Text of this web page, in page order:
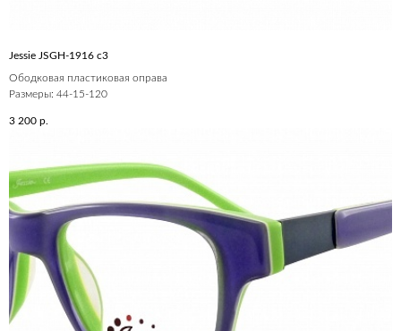
Jessie JSGH-1916 c3
Ободковая пластиковая оправа
Размеры: 44-15-120
3 200 р.